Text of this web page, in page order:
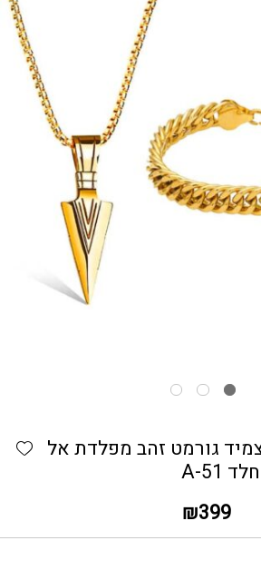
גורמט זהב מפלדת אל
חלד A-51
₪399